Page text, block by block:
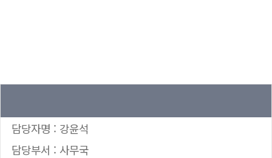
담당자명 : 강윤석
담당부서 : 사무국